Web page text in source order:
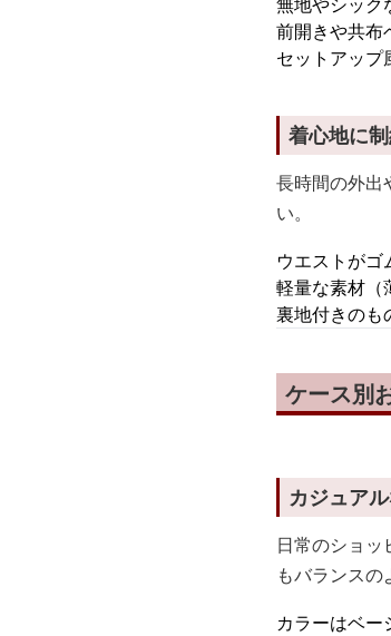
前開きや共布
セットアップ
着心地に
長時間の外出
い。
ウエストがゴ
軽量な素材（
裏地付きのも
ケース別
カジュア
日常のショッ
もバランスの
カラーはベー